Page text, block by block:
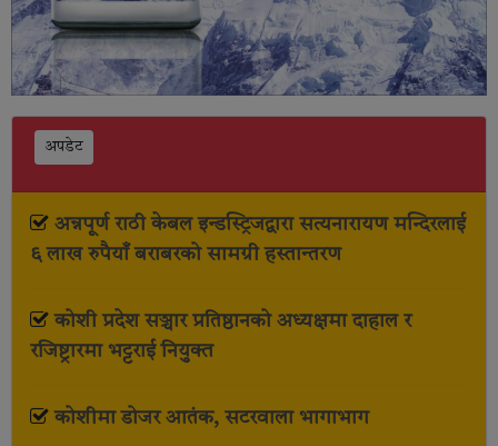
अपडेट
अन्नपूर्ण राठी केबल इन्डस्ट्रिजद्वारा सत्यनारायण मन्दिरलाई
६ लाख रुपैयाँ बराबरको सामग्री हस्तान्तरण
कोशी प्रदेश सञ्चार प्रतिष्ठानको अध्यक्षमा दाहाल र
रजिष्ट्रारमा भट्टराई नियुक्त
कोशीमा डोजर आतंक, सटरवाला भागाभाग